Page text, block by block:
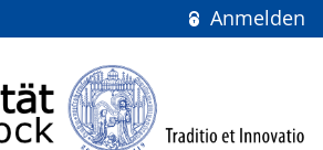
Anmelden